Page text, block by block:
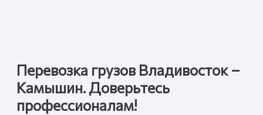
Перевозка грузов Владивосток –
Камышин. Доверьтесь
профессионалам!